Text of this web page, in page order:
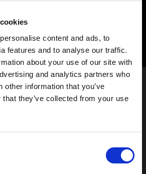
content and ads, to
features and to analyse our traffic.
about your use of our site with
and analytics partners who
other information that you’ve
they’ve collected from your use
bibliotecas, tiendas de
DEL ESTADIO JOSE
en 2003, como preparación
Europeo de 2004. El